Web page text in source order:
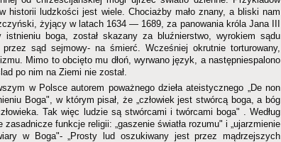
historii ludzkości jest wiele. Chociażby mało znany, a bliski nam
żyjący w latach 1634 — 1689, za panowania króla Jana III
istnieniu boga, został skazany za bluźnierstwo, wyrokiem sądu
przez sąd sejmowy- na śmierć. Wcześniej okrutnie torturowany,
Mimo to obcięto mu dłoń, wyrwano język, a następniespalono
po nim na Ziemi nie został.
w Polsce autorem poważnego dzieła ateistycznego „De non
Boga", w którym pisał, że „człowiek jest stwórcą boga, a bóg
Tak więc ludzie są stwórcami i twórcami boga" . Według
funkcje religii: „gaszenie światła rozumu" i „ujarzmienie
w Boga"- „Prosty lud oszukiwany jest przez mądrzejszych